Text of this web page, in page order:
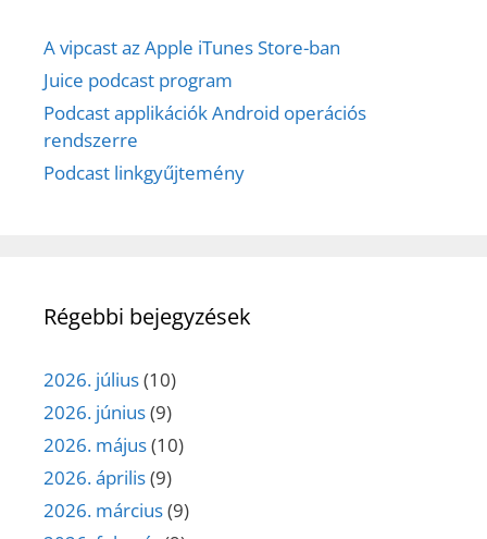
A vipcast az Apple iTunes Store-ban
Juice podcast program
Podcast applikációk Android operációs
rendszerre
Podcast linkgyűjtemény
Régebbi bejegyzések
2026. július(10)
2026. június(9)
2026. május(10)
2026. április(9)
2026. március(9)